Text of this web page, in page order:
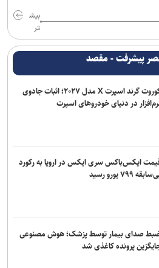
خصوصی از جی‌دی ونس برای انتخابات
تفاهم اسلام آباد آن را نقض کرد
نیرو‌های وابسته به ائتلاف سعودی در مأرب
رئیس‌ جمهور تاریخ آمریکا است
بیش
تر
پیشرفت - مقصد
کوروت گرند اسپرت X مدل ۲۰۲۷؛ اثبات جادوی
در دنیای خودروهای اسپرت
ایکس‌باکس سری ایکس در اروپا به رکورد
۷۹۹ یورو رسید
صدای بیمار توسط پزشک؛ هوش مصنوعی
پرونده کاغذی شد